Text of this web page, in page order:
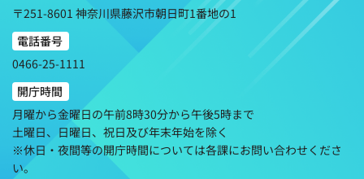
〒251-8601 神奈川県藤沢市朝日町1番地の1
電話番号
0466-25-1111
開庁時間
月曜から金曜日の午前8時30分から午後5時まで
土曜日、日曜日、祝日及び年末年始を除く
※休日・夜間等の開庁時間については各課にお問い合わせくださ
い。